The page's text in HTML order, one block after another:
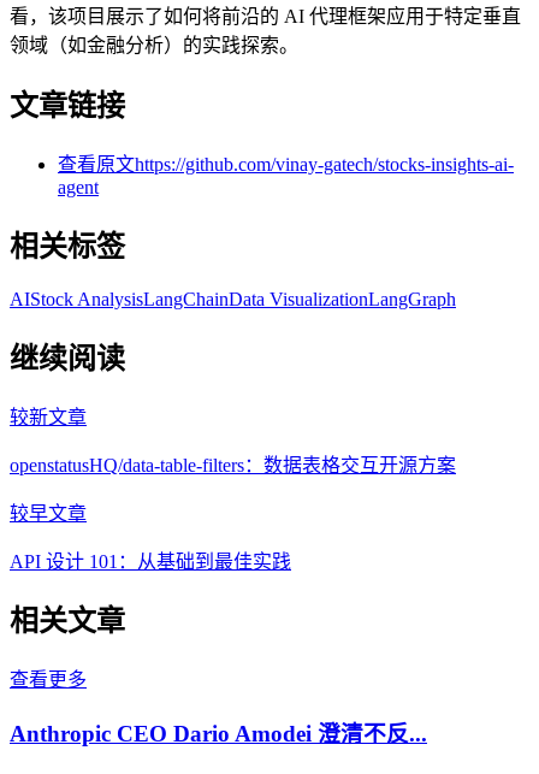
看，该项目展示了如何将前沿的 AI 代理框架应用于特定垂直
领域（如金融分析）的实践探索。
文章链接
查看原文https://github.com/vinay-gatech/stocks-insights-ai-
agent
相关标签
AIStock AnalysisLangChainData VisualizationLangGraph
继续阅读
较新文章
openstatusHQ/data-table-filters：数据表格交互开源方案
较早文章
API 设计 101：从基础到最佳实践
相关文章
查看更多
Anthropic CEO Dario Amodei 澄清不反...